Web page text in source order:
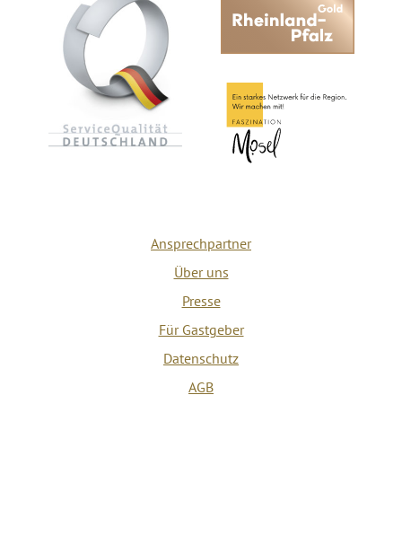
Ansprechpartner
Über uns
Presse
Für Gastgeber
Datenschutz
AGB